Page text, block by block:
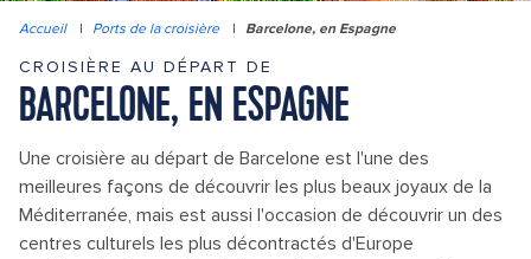
Accueil | Ports de la croisière | Barcelone, en Espagne
CROISIÈRE AU DÉPART DE
BARCELONE, EN ESPAGNE
Une croisière au départ de Barcelone est l'une des
meilleures façons de découvrir les plus beaux joyaux de la
Méditerranée, mais est aussi l'occasion de découvrir un des
centres culturels les plus décontractés d'Europe